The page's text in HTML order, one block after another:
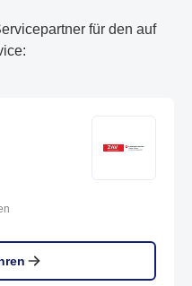
für den auf